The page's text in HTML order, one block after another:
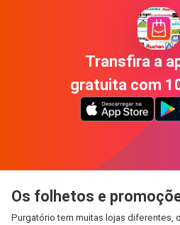
Transfira a
gratuita com
Os folhetos e
Purgatório tem muitas lojas diferentes,